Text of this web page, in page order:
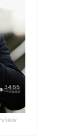
CEO der ÖBB Holding